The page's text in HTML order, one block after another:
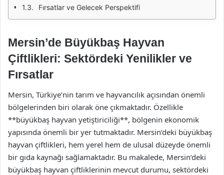
Fırsatlar ve Gelecek Perspektifi
Mersin’de Büyükbaş Hayvan
Çiftlikleri: Sektördeki Yenilikler ve
Fırsatlar
Mersin, Türkiye’nin tarım ve hayvancılık açısından önemli
bölgelerinden biri olarak öne çıkmaktadır. Özellikle
**büyükbaş hayvan yetiştiriciliği**, bölgenin ekonomik
yapısında önemli bir yer tutmaktadır. Mersin’deki büyükbaş
hayvan çiftlikleri, hem yerel hem de ulusal düzeyde önemli
bir gıda kaynağı sağlamaktadır. Bu makalede, Mersin’deki
büyükbaş hayvan çiftliklerinin mevcut durumu, sektördeki